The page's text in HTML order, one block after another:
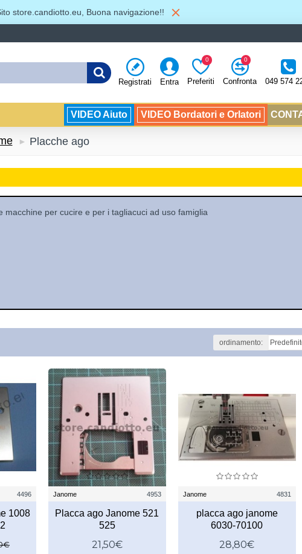
store.candiotto.eu, Buona navigazione!!
Registrati Entra Preferiti
0
Confronta
0
049 574
VIDEO Aiuto VIDEO Bordatori e Orlatori
Placche ago
macchine per cucire e per i tagliacuci ad uso famiglia
ordinamento:
4496
1008
Janome 4953
Placca ago Janome 521
525
21,50€
Janome 4831
placca ago janome
6030-70100
28,80€